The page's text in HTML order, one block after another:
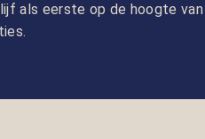
als eerste op de hoogte van